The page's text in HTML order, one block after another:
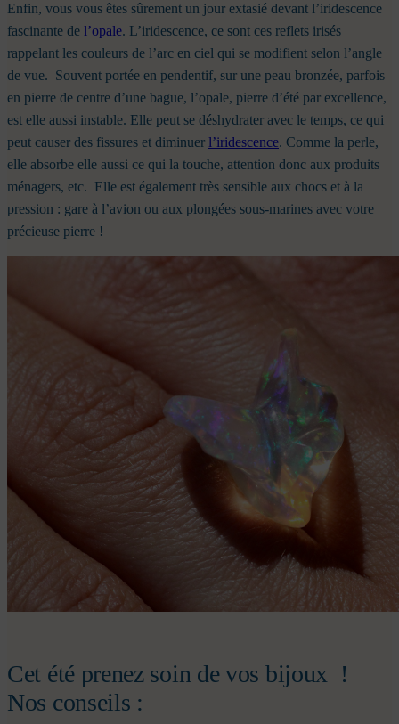
Enfin, vous vous êtes sûrement un jour extasié devant l’iridescence
fascinante de l’opale. L’iridescence, ce sont ces reflets irisés
rappelant les couleurs de l’arc en ciel qui se modifient selon l’angle
de vue. Souvent portée en pendentif, sur une peau bronzée, parfois
en pierre de centre d’une bague, l’opale, pierre d’été par excellence,
est elle aussi instable. Elle peut se déshydrater avec le temps, ce qui
peut causer des fissures et diminuer l’iridescence. Comme la perle,
elle absorbe elle aussi ce qui la touche, attention donc aux produits
ménagers, etc. Elle est également très sensible aux chocs et à la
pression : gare à l’avion ou aux plongées sous-marines avec votre
précieuse pierre !
Cet été prenez soin de vos bijoux !
Nos conseils :